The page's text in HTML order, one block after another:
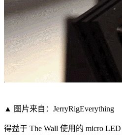
▲ 图片来自：JerryRigEverything
得益于 The Wall 使用的 micro